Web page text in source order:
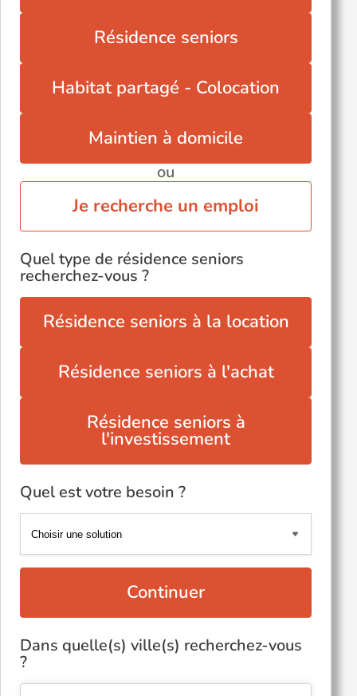
Résidence seniors
Habitat partagé - Colocation
Maintien à domicile
ou
Je recherche un emploi
Quel type de résidence seniors
recherchez-vous ?
Résidence seniors à la location
Résidence seniors à l'achat
Résidence seniors à
l'investissement
Quel est votre besoin ?
Continuer
Dans quelle(s) ville(s) recherchez-vous
?